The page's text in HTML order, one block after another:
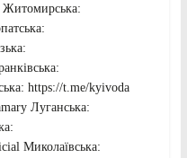
Житомирська:
https://t.me/kyivoda
Луганська:
Миколаївська: